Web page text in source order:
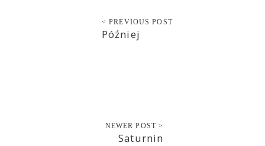
< PREVIOUS POST
Później
NEWER POST >
Saturnin